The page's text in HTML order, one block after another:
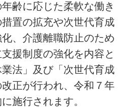
齢に応じた柔軟な働き
置の拡充や次世代育成
、介護離職防止のため
援制度の強化を内容と
法」及び「次世代育成
正が行われ、令和７年
施行されます。